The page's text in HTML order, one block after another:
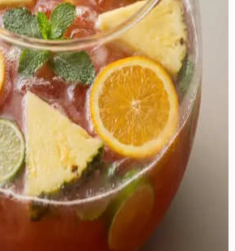
mida tasakaalustab värskelt
Mullitav sidruni-laimi limonaad lisab
muutes selle ideaalseks
ja suvistele
on ühtaegu magus ja
teravus on peidetud puuviljaste
samas meeldivat jahutust. Jook
imeline välja, eriti kui seda
puuviljaviilude ja mündilehtedega,
ahvatlevat aromaatsust. See on
sünnipäevadeks või
kus soovitakse pakkuda midagi
kokteili. Tänu oma lihtsale
kogusele on see võõrustaja
külalistel end ise teenindada.